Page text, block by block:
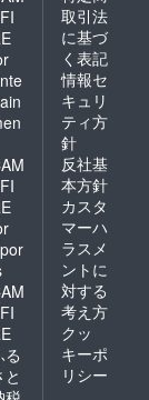
る
と
取引法
に基づ
く表記
情報セ
キュリ
ティ方
針
反社基
本方針
カスタ
マーハ
ラスメ
ントに
対する
考え方
クッ
キーポ
リシー